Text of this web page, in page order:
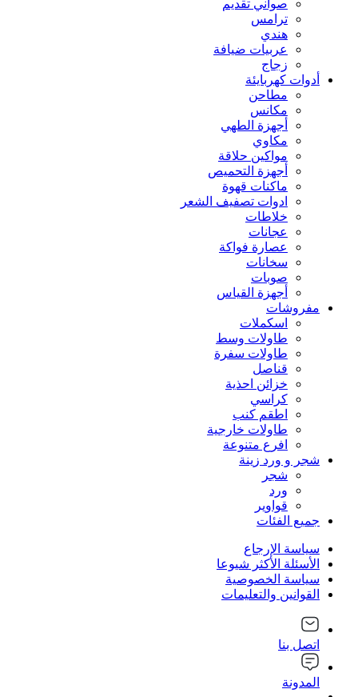
صواني تقديم
ترامس
هندي
عربيات ضيافة
زجاج
أدوات كهربايئة
مطاحن
مكانس
أجهزة الطهي
مكاوي
مواكين حلاقة
أجهزة التحميص
ماكنات قهوة
ادوات تصفيف الشعر
خلاطات
عجانات
عصارة فواكة
سخانات
صوبات
أجهزة القياس
مفروشات
اسكملات
طاولات وسط
طاولات سفرة
قناصل
خزائن احذية
كراسي
اطقم كنب
طاولات خارجية
افرع متنوعة
شجر و ورد زينة
شجر
ورد
قواوير
جميع الفئات
سياسة الإرجاع
الأسئلة الأكثر شيوعا
سياسة الخصوصية
القوانين والتعليمات
اتصل بنا
المدونة